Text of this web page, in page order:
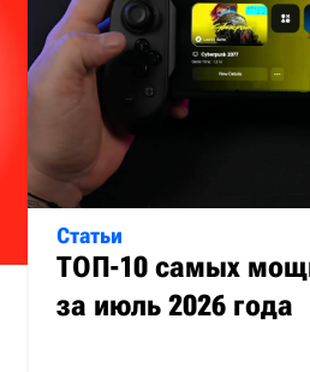
Статьи
ТОП-10 самых
за июль 2026 года